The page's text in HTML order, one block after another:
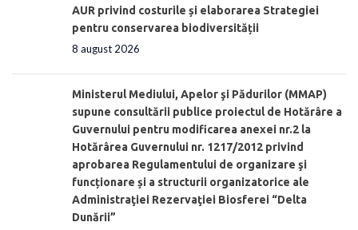
AUR privind costurile și elaborarea Strategiei
pentru conservarea biodiversității
8 august 2026
Ministerul Mediului, Apelor şi Pădurilor (MMAP)
supune consultării publice proiectul de Hotărâre a
Guvernului pentru modificarea anexei nr.2 la
Hotărârea Guvernului nr. 1217/2012 privind
aprobarea Regulamentului de organizare şi
funcționare și a structurii organizatorice ale
Administraţiei Rezervaţiei Biosferei “Delta
Dunării”